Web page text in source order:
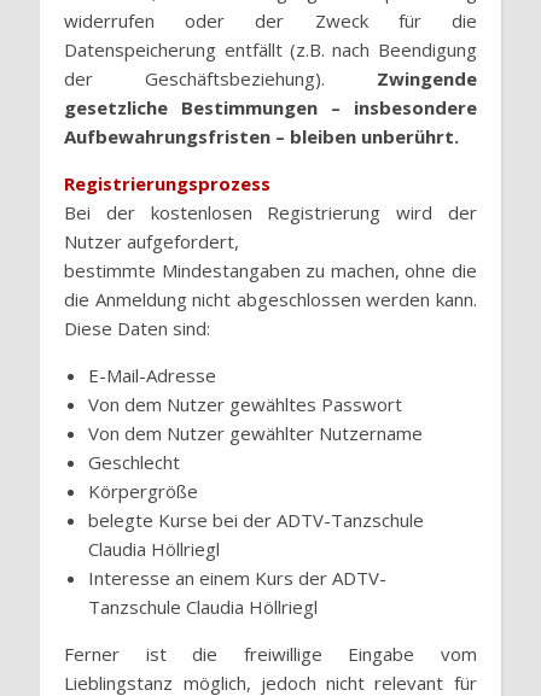
widerrufen oder der Zweck für die
Datenspeicherung entfällt (z.B. nach Beendigung
der Geschäftsbeziehung). Zwingende
gesetzliche Bestimmungen – insbesondere
Aufbewahrungsfristen – bleiben unberührt.
Registrierungsprozess
Bei der kostenlosen Registrierung wird der
Nutzer aufgefordert,
bestimmte Mindestangaben zu machen, ohne die
die Anmeldung nicht abgeschlossen werden kann.
Diese Daten sind:
E-Mail-Adresse
Von dem Nutzer gewähltes Passwort
Von dem Nutzer gewählter Nutzername
Geschlecht
Körpergröße
belegte Kurse bei der ADTV-Tanzschule
Claudia Höllriegl
Interesse an einem Kurs der ADTV-
Tanzschule Claudia Höllriegl
Ferner ist die freiwillige Eingabe vom
Lieblingstanz möglich, jedoch nicht relevant für